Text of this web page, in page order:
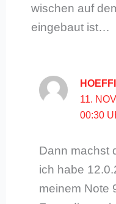
wischen auf
eingebaut ist…
HOEFFI
11.
00:30
Dann machst
ich habe
meinem Note